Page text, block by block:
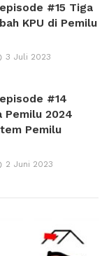
#15 Tiga
KPU di Pemilu
3 Juli 2023
#14
Pemilu 2024
Pemilu
2 Juni 2023